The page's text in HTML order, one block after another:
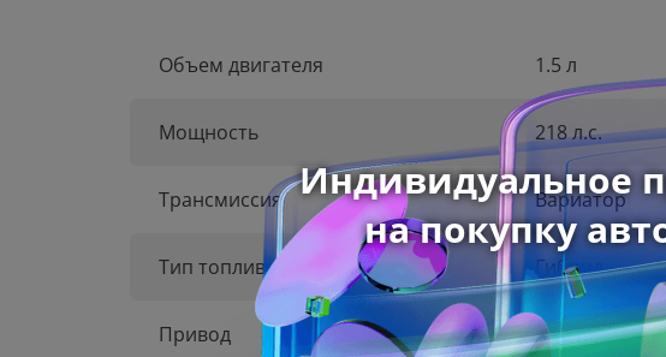
Объем двигателя 1.5 л
Мощность 218 л.с.
Трансмиссия Вариатор
Тип топлива Гибрид
Привод Передний